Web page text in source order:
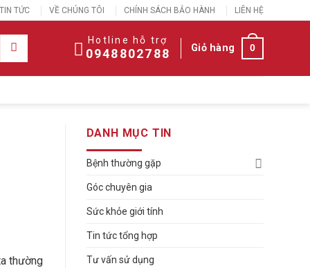
TIN TỨC VỀ CHÚNG TÔI CHÍNH SÁCH BẢO HÀNH LIÊN HỆ
Hotline hỗ trợ
0948802788 Giỏ hàng 0
thường
DANH MỤC TIN
Bệnh thường gặp
Góc chuyên gia
Sức khỏe giới tính
Tin tức tổng hợp
Tư vấn sử dụng